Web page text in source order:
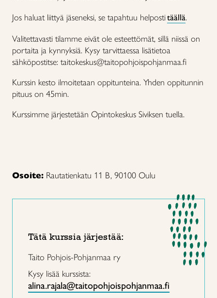
Jos haluat liittyä jäseneksi, se tapahtuu helpostitäällä.
Valitettavasti tilamme eivät ole esteettömät, sillä niissä on
portaita ja kynnyksiä. Kysy tarvittaessa lisätietoa
sähköpostitse: taitokeskus@taitopohjoispohjanmaa.fi
Kurssin kesto ilmoitetaan oppitunteina. Yhden oppitunnin
pituus on 45min.
Kurssimme järjestetään Opintokeskus Siviksen tuella.
Osoite: Rautatienkatu 11 B, 90100 Oulu
Tätä kurssia järjestää:
Taito Pohjois-Pohjanmaa ry
Kysy lisää kurssista:
alina.rajala@taitopohjoispohjanmaa.fi